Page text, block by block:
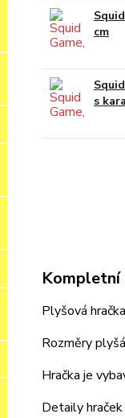
cm
s
Kompletní
Plyšová
Rozměry
Hračka je
Detaily